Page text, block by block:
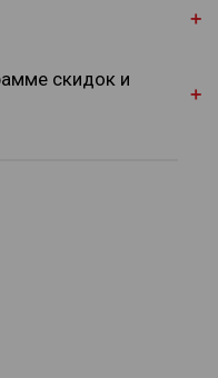
скидок и